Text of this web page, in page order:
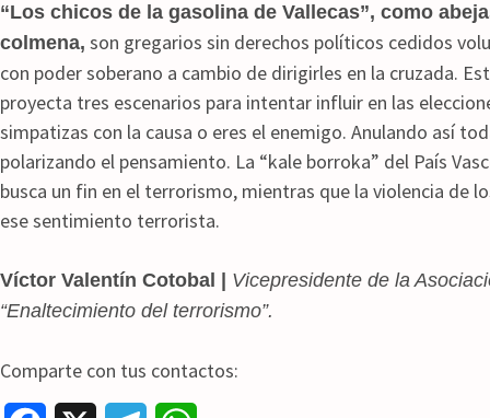
“Los chicos de la gasolina de Vallecas”, como
colmena, son gregarios sin derechos políticos cedidos
con poder soberano a cambio de dirigirles en la cruzada.
proyecta tres escenarios para intentar influir en las
simpatizas con la causa o eres el enemigo. Anulando así
polarizando el pensamiento. La “kale borroka” del País
busca un fin en el terrorismo, mientras que la violencia de
ese sentimiento terrorista.
Víctor Valentín Cotobal | Vicepresidente de la
“Enaltecimiento del terrorismo”.
Comparte con tus contactos: